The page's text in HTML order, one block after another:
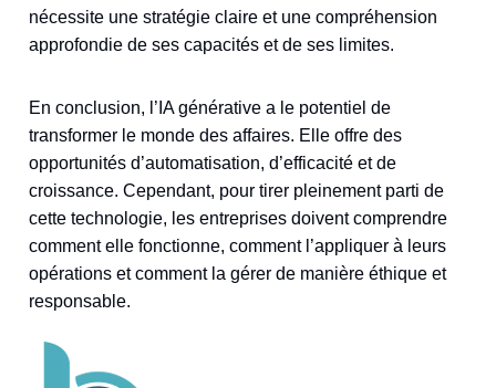
nécessite une stratégie claire et une compréhension
approfondie de ses capacités et de ses limites.
En conclusion, l’IA générative a le potentiel de
transformer le monde des affaires. Elle offre des
opportunités d’automatisation, d’efficacité et de
croissance. Cependant, pour tirer pleinement parti de
cette technologie, les entreprises doivent comprendre
comment elle fonctionne, comment l’appliquer à leurs
opérations et comment la gérer de manière éthique et
responsable.